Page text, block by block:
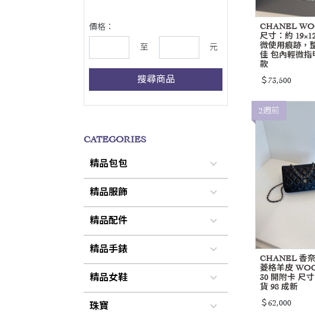
價格：
至 元
搜尋商品
CATEGORIES
精品包包
精品服飾
精品配件
精品手錶
精品女鞋
珠寶
CHANEL
尺寸：約
微使用痕跡，
佳 包內輕微指
款
＄73,500
2週前
CHANEL 香
菱格羊皮
30 開附卡 尺
貨 98 成新
＄62,000